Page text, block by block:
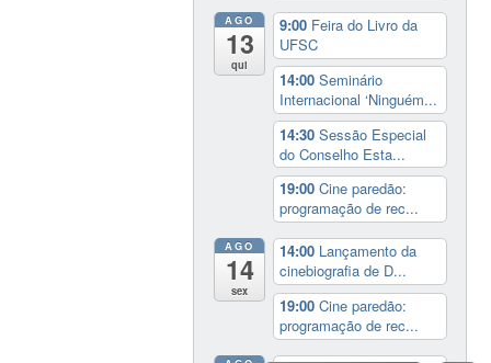
AGO
13
qui
9:00 Feira do Livro da
UFSC
14:00Seminário
Internacional ‘Ninguém...
14:30Sessão Especial
do Conselho Esta...
19:00Cine paredão:
programação de rec...
AGO
14
sex
14:00 Lançamento da
cinebiografia de D...
19:00Cine paredão:
programação de rec...